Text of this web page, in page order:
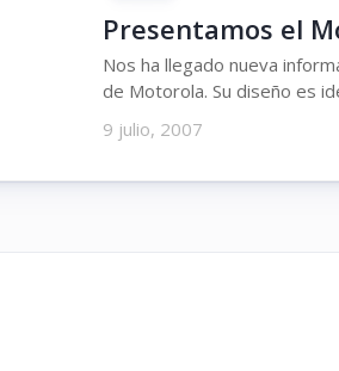
Presentamos el
Nos ha llegado nueva
de Motorola. Su diseño es
9 julio, 2007